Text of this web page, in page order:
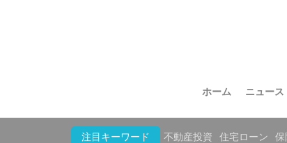
ホーム ニュース
注目キーワード 不動産投資 住宅ローン 保